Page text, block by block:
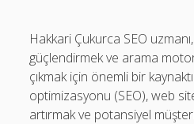
Twitter Gizli Hesaba Nasıl Bakılır
Sayfa Listesi
Threads Beğeni Arttırma
Twitter Gizli Hesaba Nasıl Bakılır
Hakkari Çukurca SEO uzmanı,
güçlendirmek ve arama
çıkmak için önemli bir
optimizasyonu (SEO), web
artırmak ve potansiyel